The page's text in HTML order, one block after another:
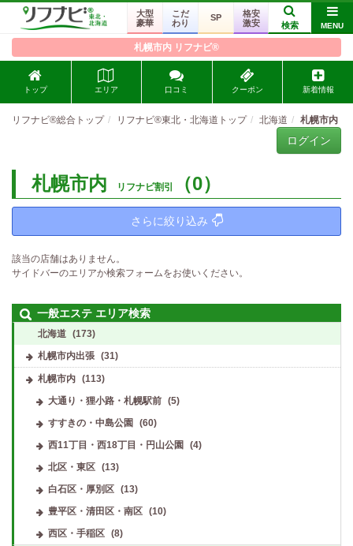
大型
豪華
こだ
わり
SP
格安
激安
検索 MENU
札幌市内 リフナビ®
トップ エリア 口コミ クーポン 新着情報
リフナビ®総合トップ リフナビ®東北・北海道トップ 北海道 札幌市内
ログイン
札幌市内 リフナビ割引 （0）
さらに絞り込み
該当の店舗はありません。
サイドバーのエリアか検索フォームをお使いください。
一般エステ エリア検索
北海道 (173)
札幌市内出張 (31)
札幌市内 (113)
大通り・狸小路・札幌駅前
(5)
すすきの・中島公園
(60)
西11丁目・西18丁目・円山公園
(4)
北区・東区
(13)
白石区・厚別区
(13)
豊平区・清田区・南区
(10)
西区・手稲区
(8)